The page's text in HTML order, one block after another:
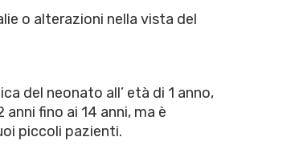
o alterazioni nella vista del
del neonato all’ età di 1 anno,
fino ai 14 anni, ma è
piccoli pazienti.